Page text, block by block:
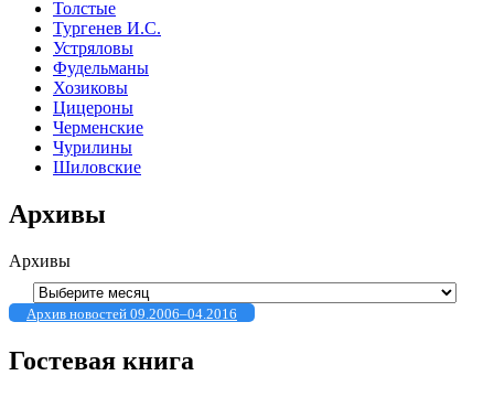
Толстые
Тургенев И.С.
Устряловы
Фудельманы
Хозиковы
Цицероны
Черменские
Чурилины
Шиловские
Архивы
Архивы
Архив новостей 09.2006–04.2016
Гостевая книга